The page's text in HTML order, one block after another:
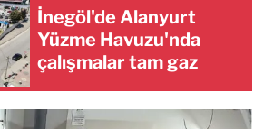
İnegöl'de Alanyurt
Yüzme Havuzu'nda
çalışmalar tam gaz